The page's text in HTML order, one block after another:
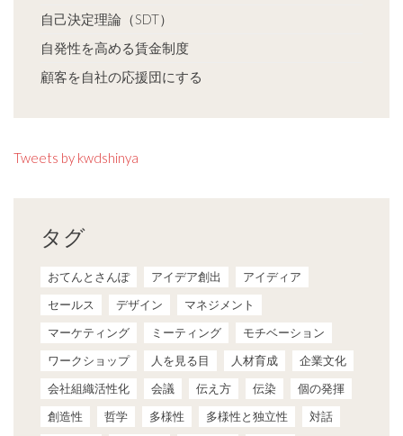
自己決定理論（SDT）
自発性を高める賃金制度
顧客を自社の応援団にする
Tweets by kwdshinya
タグ
おてんとさんぽ アイデア創出
アイディア
セールス
デザイン
マネジメント
マーケティング
ミーティング
モチベーション
ワークショップ
人を見る目 人材育成
企業文化
会社組織活性化
会議 伝え方 伝染
個の発揮
創造性
哲学 多様性 多様性と独立性
対話